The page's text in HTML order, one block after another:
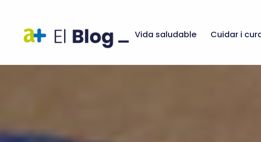
Vida saludable Cuidar i